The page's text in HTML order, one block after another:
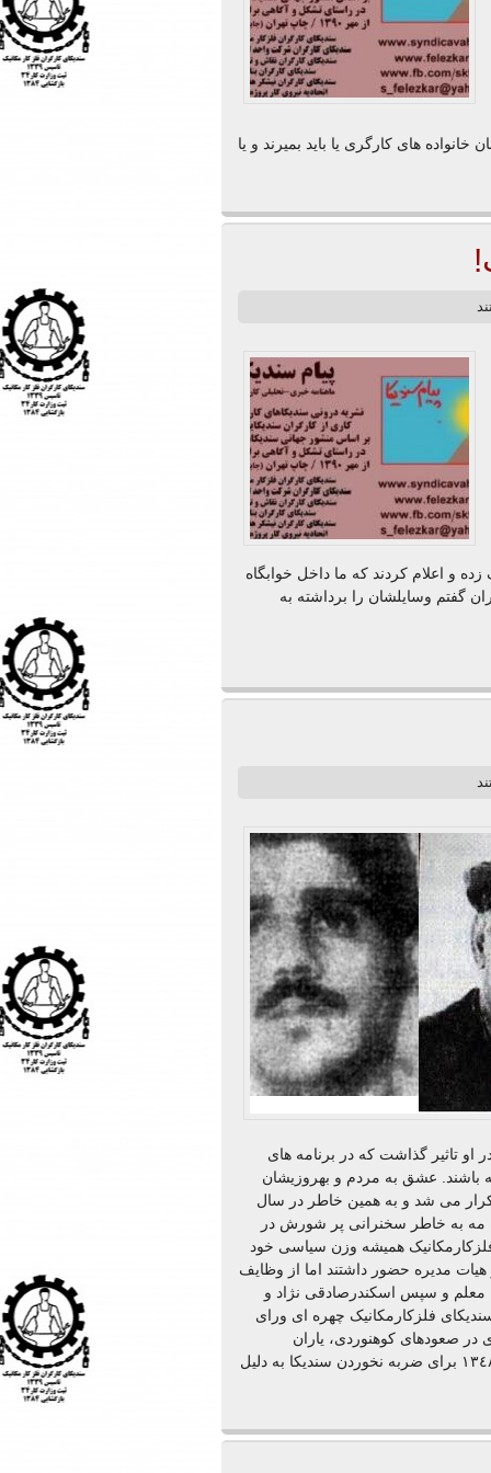
های کارگری یا باید بمیرند و یا
و اعلام کردند که ما داخل خوابگاه
گفتم وسایلشان را برداشته به
تاثیر گذاشت که در برنامه های
باشند. عشق به مردم و بهروزیشان
می شد و به همین خاطر در سال
مه به خاطر سخنرانی پر شورش در
فلزکارمکانیک همیشه وزن سیاسی خود
مدیره حضور داشتند اما از وظایف
معلم و سپس اسکندرصادقی نژاد و
ثابت قدم قبل از ٢٨ مرداد، از سندیکای فلزکارمکانیک چهره ای ورای
در صعودهای کوهنوردی، یاران
آرمانخواه دیگری در گروه کوهنوردی کاوه پیدا کرده و از سال ١٣٤٨ برای ضربه نخوردن سندیکا به دلیل